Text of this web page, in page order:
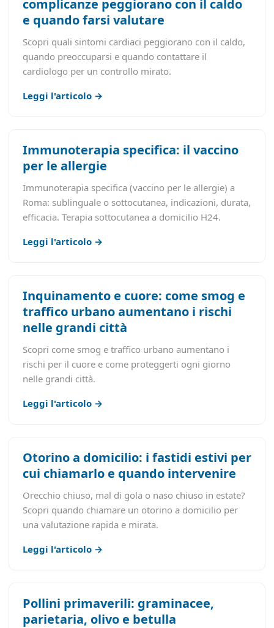
complicanze peggiorano con il caldo
e quando farsi valutare
Scopri quali sintomi cardiaci peggiorano con il caldo,
quando preoccuparsi e quando contattare il
cardiologo per un controllo mirato.
Leggi l'articolo →
Immunoterapia specifica: il vaccino
per le allergie
Immunoterapia specifica (vaccino per le allergie) a
Roma: sublinguale o sottocutanea, indicazioni, durata,
efficacia. Terapia sottocutanea a domicilio H24.
Leggi l'articolo →
Inquinamento e cuore: come smog e
traffico urbano aumentano i rischi
nelle grandi città
Scopri come smog e traffico urbano aumentano i
rischi per il cuore e come proteggerti ogni giorno
nelle grandi città.
Leggi l'articolo →
Otorino a domicilio: i fastidi estivi per
cui chiamarlo e quando intervenire
Orecchio chiuso, mal di gola o naso chiuso in estate?
Scopri quando chiamare un otorino a domicilio per
una valutazione rapida e mirata.
Leggi l'articolo →
Pollini primaverili: graminacee,
parietaria, olivo e betulla